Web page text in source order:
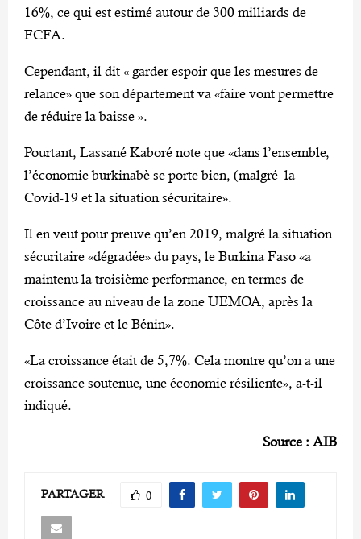
16%, ce qui est estimé autour de 300 milliards de
FCFA.
Cependant, il dit « garder espoir que les mesures de
relance» que son département va «faire vont permettre
de réduire la baisse ».
Pourtant, Lassané Kaboré note que «dans l’ensemble,
l’économie burkinabè se porte bien, (malgré la
Covid-19 et la situation sécuritaire».
Il en veut pour preuve qu’en 2019, malgré la situation
sécuritaire «dégradée» du pays, le Burkina Faso «a
maintenu la troisième performance, en termes de
croissance au niveau de la zone UEMOA, après la
Côte d’Ivoire et le Bénin».
«La croissance était de 5,7%. Cela montre qu’on a une
croissance soutenue, une économie résiliente», a-t-il
indiqué.
Source : AIB
PARTAGER 0